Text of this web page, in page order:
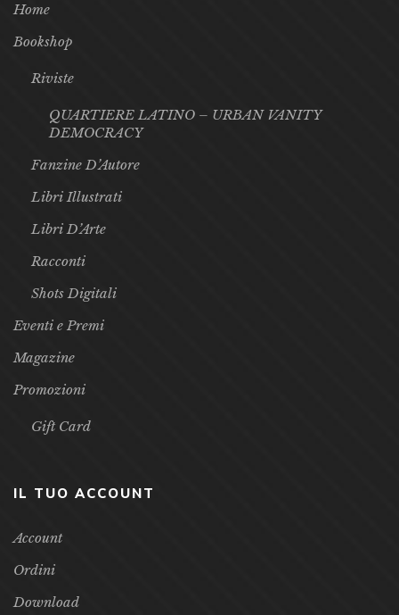
Home
Bookshop
Riviste
QUARTIERE LATINO – URBAN VANITY
DEMOCRACY
Fanzine D’Autore
Libri Illustrati
Libri D’Arte
Racconti
Shots Digitali
Eventi e Premi
Magazine
Promozioni
Gift Card
IL TUO ACCOUNT
Account
Ordini
Download